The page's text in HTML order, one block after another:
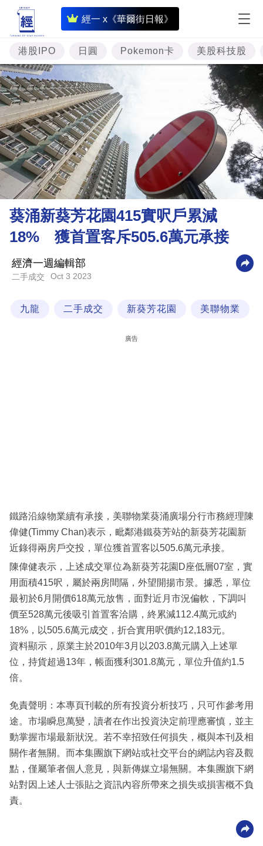
經一 x《華爾街日報》
即
時
財
經
專
題
投
資
樓
理
財
商
業
科
區
港股IPO 日圓 Pokemon卡 美股科技股
葵涌新葵芳花園415實呎戶累減
18% 獲首置客斥505.6萬元承接
經濟一週編輯部
二手成交 Oct 3 2023
九龍 二手成交 新葵芳花園 美聯物業
廣告
鐵路沿線物業續有承接，美聯物業葵涌廣場分行市務經理陳
偉健(Timmy Chan)表示，毗鄰港鐵葵芳站的新葵芳花園新
近錄得兩房戶交投，單位獲首置客以505.6萬元承接。
陳偉健表示，上述成交單位為新葵芳花園D座低層07室，實
用面積415呎，屬於兩房間隔，外望開揚市景。據悉，單位
最初於6月開價618萬元放售，面對近月市況偏軟，下調叫
價至528萬元後吸引首置客洽購，終累減112.4萬元或約
18%，以505.6萬元成交，折合實用呎價約12,183元。
資料顯示，原業主於2010年3月以203.8萬元購入上述單
位，持貨超過13年，帳面獲利301.8萬元，單位升值約1.5
倍。
免責聲明：本專頁刊載的所有投資分析技巧，只可作參考用
途。市場瞬息萬變，讀者在作出投資決定前理應審慎，並主
動掌握市場最新狀況。若不幸招致任何損失，概與本刊及相
關作者無關。而本集團旗下網站或社交平台的網誌內容及觀
點，僅屬筆者個人意見，與新傳媒立場無關。本集團旗下網
站對因上述人士張貼之資訊內容所帶來之損失或損害概不負
責。